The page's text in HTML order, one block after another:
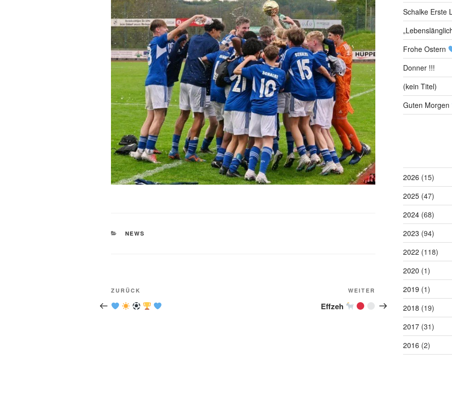
KATEGORIEN
NEWS
Beitragsnavigation
Vorheriger
Beitrag
ZURÜCK
Nächster
Beitrag
WEITER
Effzeh
Schalke Erste
Frohe Ostern
Donner !!!
(kein Titel)
Guten Morgen
2026 (15)
2025(47)
2024(68)
2023 (94)
2022 (118)
2020 (1)
2019 (1)
2018 (19)
2017(31)
2016 (2)